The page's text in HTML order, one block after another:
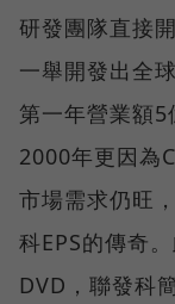
研發團隊直接
一舉開發出全
第一年營業額5
2000年更因為
市場需求仍旺
科EPS的傳奇
DVD，聯發科